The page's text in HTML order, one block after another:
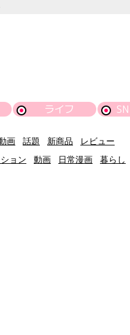
ライフ
画 話題 新商品
レビュー
ョン 動画 日常漫画 暮らし